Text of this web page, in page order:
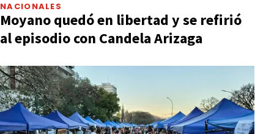
NACIONALES
Moyano quedó en libertad y se refirió
al episodio con Candela Arizaga